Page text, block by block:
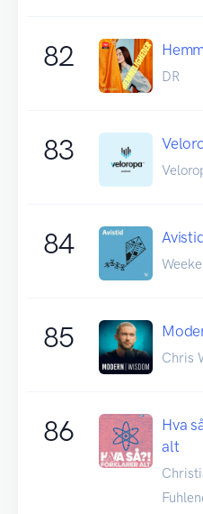
82
DR
83
84
85
Chris
86
Hva
alt